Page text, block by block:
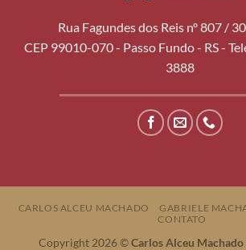
Rua Fagundes dos Reis nº 807 /
CEP 99010-070 - Passo Fundo - RS -
3888
CARLOS ALCEU MACHADO GABRIELE
CONTATO
Copyright 2026 ©Carlos Alceu Machado